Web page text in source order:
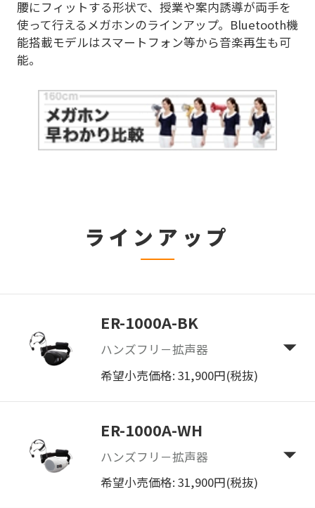
腰にフィットする形状で、授業や案内誘導が両手を
使って行えるメガホンのラインアップ。Bluetooth機
能搭載モデルはスマートフォン等から音楽再生も可
能。
ラインアップ
ER-1000A-BK
ハンズフリ－拡声器
希望小売価格: 31,900円(税抜)
ER-1000A-WH
ハンズフリ－拡声器
希望小売価格: 31,900円(税抜)